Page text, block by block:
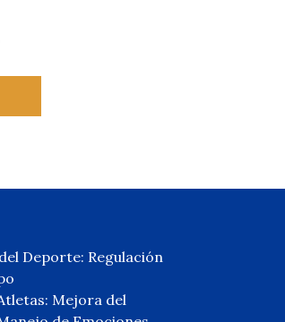
Deporte: Regulación
Mejora del